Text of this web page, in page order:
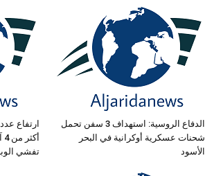
ارتفاع
تفشي
الدفاع الروسية: استهداف 3 سفن تحمل
شحنات عسكرية أوكرانية في البحر
الأسود